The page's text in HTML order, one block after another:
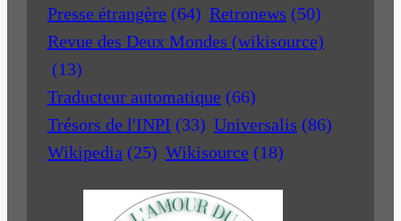
Presse étrangère (64) Retronews (50)
Revue des Deux Mondes (wikisource)
(13)
Traducteur automatique (66)
Trésors de l'INPI (33) Universalis (86)
Wikipedia (25) Wikisource (18)